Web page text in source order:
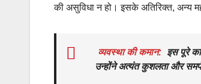
की असुविधा न हो। इसके अतिरिक्त, अन्य
व्यवस्था की कमान: इस पूरे
उन्होंने अत्यंत कुशलता और